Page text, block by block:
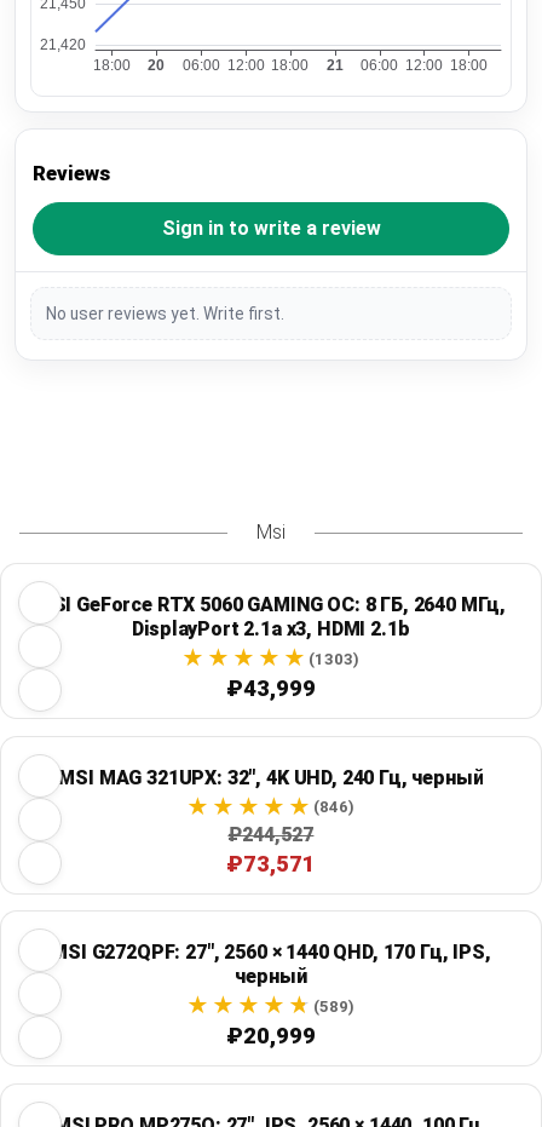
Reviews
Sign in to write a review
No user reviews yet. Write first.
Msi
MSI GeForce RTX 5060 GAMING OC: 8 ГБ, 2640 МГц,
DisplayPort 2.1a x3, HDMI 2.1b
(1303)
₽43,999
MSI MAG 321UPX: 32", 4K UHD, 240 Гц, черный
(846)
₽244,527
₽73,571
MSI G272QPF: 27", 2560 × 1440 QHD, 170 Гц, IPS,
черный
(589)
₽20,999